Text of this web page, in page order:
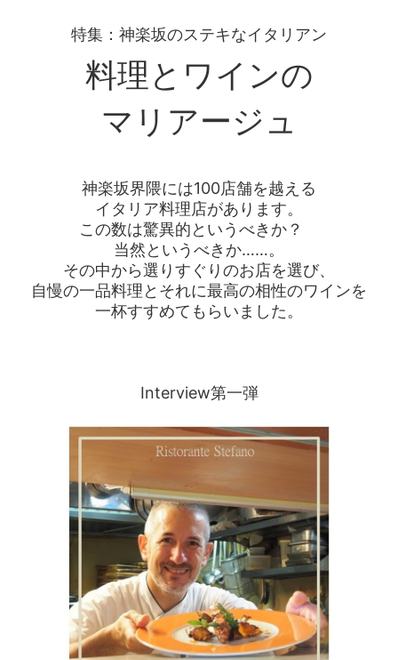
特集：神楽坂のステキなイタリアン
料理とワインの
マリアージュ
神楽坂界隈には100店舗を越える
イタリア料理店があります。
この数は驚異的というべきか？
当然というべきか……。
その中から選りすぐりのお店を選び、
自慢の一品料理とそれに最高の相性のワインを
一杯すすめてもらいました。
Interview第一弾